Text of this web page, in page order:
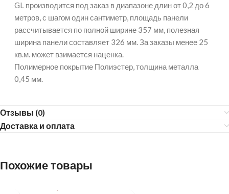
GL производится под заказ в диапазоне длин от 0,2 до 6
метров, с шагом один сантиметр, площадь панели
рассчитывается по полной ширине 357 мм, полезная
ширина панели составляет 326 мм. За заказы менее 25
кв.м. может взимается наценка.
Полимерное покрытие Полиэстер, толщина металла
0,45 мм.
Отзывы (0)
Доставка и оплата
Похожие товары